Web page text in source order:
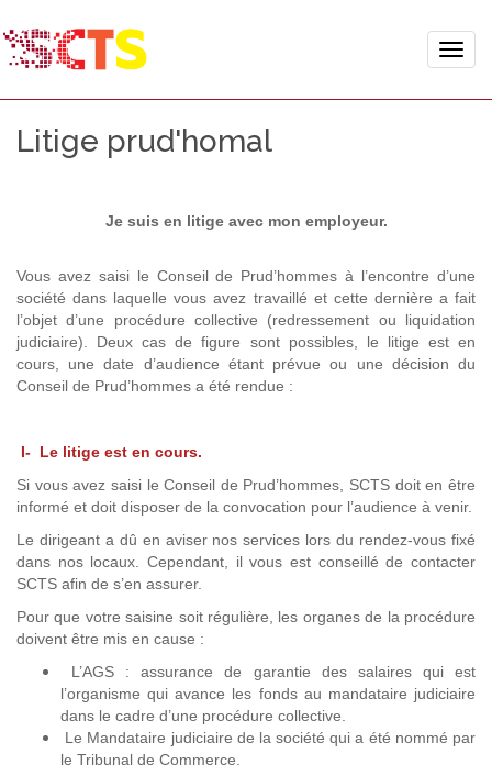
Toggle
Litige prud'homal
Je suis en litige avec mon employeur.
Vous avez saisi le Conseil de Prud’hommes à l’encontre d’une
société dans laquelle vous avez travaillé et cette dernière a fait
l’objet d’une procédure collective (redressement ou liquidation
judiciaire). Deux cas de figure sont possibles, le litige est en
cours, une date d’audience étant prévue ou une décision du
Conseil de Prud’hommes a été rendue :
I- Le litige est en cours.
Si vous avez saisi le Conseil de Prud’hommes, SCTS doit en être
informé et doit disposer de la convocation pour l’audience à venir.
Le dirigeant a dû en aviser nos services lors du rendez-vous fixé
dans nos locaux. Cependant, il vous est conseillé de contacter
SCTS afin de s’en assurer.
Pour que votre saisine soit régulière, les organes de la procédure
doivent être mis en cause :
L’AGS : assurance de garantie des salaires qui est
l’organisme qui avance les fonds au mandataire judiciaire
dans le cadre d’une procédure collective.
Le Mandataire judiciaire de la société qui a été nommé par
le Tribunal de Commerce.